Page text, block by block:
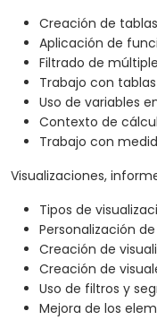
Creación de
Aplicación de
Filtrado de
Trabajo con
Uso de variables
Contexto de
Trabajo con
Visualizaciones,
Tipos de
Personalización
Creación de
Creación de
Uso de filtros y
Mejora de los